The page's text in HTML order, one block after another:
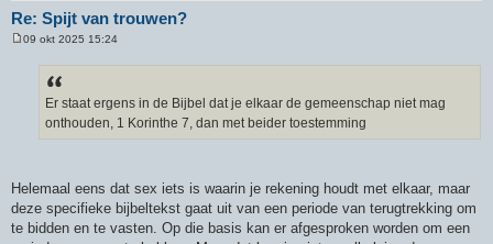
Re: Spijt van trouwen?
09 okt 2025 15:24
Er staat ergens in de Bijbel dat je elkaar de gemeenschap niet mag
onthouden, 1 Korinthe 7, dan met beider toestemming
Helemaal eens dat sex iets is waarin je rekening houdt met elkaar, maar
deze specifieke bijbeltekst gaat uit van een periode van terugtrekking om
te bidden en te vasten. Op die basis kan er afgesproken worden om een